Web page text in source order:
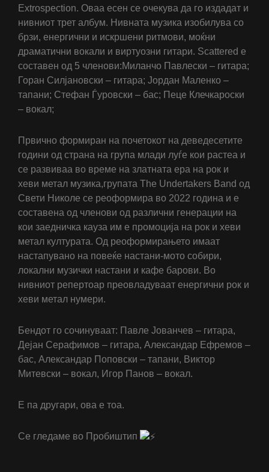
Extrospection. Оваа есен се очекува да го издадат и
нивниот трет албум. Нивната музика изобилува со
брзи, енергични и искршени ритмови, моќни
драматични вокали и виртуозни гитари. Scattered е
составен од 5 членови:Миланчо Павлески – гитара;
Горан Силјановски – гитара; Јордан Маленко –
тапани; Стефан Ѓуровски – бас; Пеце Клечкароски
– вокал;
Првично формиран на почетокот на деведесетите
години од страна на група млади луѓе кои растеа и
се развиваа во време на златната ера на рок и
хеви метал музика,групата The Undertakers Band од
Свети Николе се реоформира во 2022 година и е
составена од членови од различни генерации на
кои заедничка кауза им е промоција на рок и хеви
метал културата. Од реоформирањето имаат
настапувано на повеќе настани-мото собири,
локални музички настани и кафе барови. Во
нивниот репертоар преовладуваат енергични рок и
хеви метал нумери.
Бендот го сочинуваат: Павле Јованчев – гитара,
Дејан Серафимов – гитара, Александар Ефремов –
бас, Александар Поповски – тапани, Виктор
Митевски – вокал, Игор Панов – вокал.
Е па другари, ова е тоа.
Се гледаме во Пробиштип